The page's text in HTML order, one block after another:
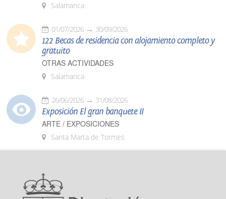
Salamanca
01/07/2026 30/09/2026
122 Becas de residencia con alojamiento completo y
gratuito
OTRAS ACTIVIDADES
Salamanca
26/06/2026 31/08/2026
Exposición El gran banquete II
ARTE / EXPOSICIONES
Santa Marta de Tormes